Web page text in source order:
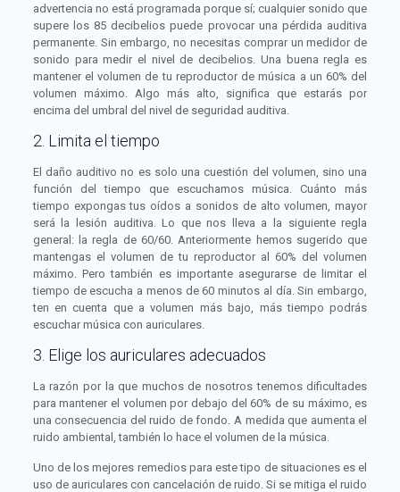
advertencia no está programada porque sí; cualquier sonido que
supere los 85 decibelios puede provocar una pérdida auditiva
permanente. Sin embargo, no necesitas comprar un medidor de
sonido para medir el nivel de decibelios. Una buena regla es
mantener el volumen de tu reproductor de música a un 60% del
volumen máximo. Algo más alto, significa que estarás por
encima del umbral del nivel de seguridad auditiva.
2. Limita el tiempo
El daño auditivo no es solo una cuestión del volumen, sino una
función del tiempo que escuchamos música. Cuánto más
tiempo expongas tus oídos a sonidos de alto volumen, mayor
será la lesión auditiva. Lo que nos lleva a la siguiente regla
general: la regla de 60/60. Anteriormente hemos sugerido que
mantengas el volumen de tu reproductor al 60% del volumen
máximo. Pero también es importante asegurarse de limitar el
tiempo de escucha a menos de 60 minutos al día. Sin embargo,
ten en cuenta que a volumen más bajo, más tiempo podrás
escuchar música con auriculares.
3. Elige los auriculares adecuados
La razón por la que muchos de nosotros tenemos dificultades
para mantener el volumen por debajo del 60% de su máximo, es
una consecuencia del ruido de fondo. A medida que aumenta el
ruido ambiental, también lo hace el volumen de la música.
Uno de los mejores remedios para este tipo de situaciones es el
uso de auriculares con cancelación de ruido. Si se mitiga el ruido